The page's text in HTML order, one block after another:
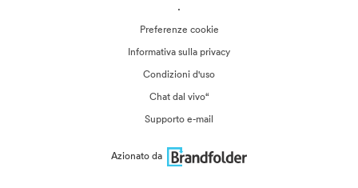
·
Preferenze cookie
Informativa sulla privacy
Condizioni d'uso
Chat dal vivo“
Supporto e-mail
Azionato da